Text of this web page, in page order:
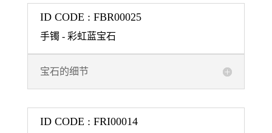
ID CODE : FBR00025
手镯 - 彩虹蓝宝石
宝石的细节
ID CODE : FRI00014